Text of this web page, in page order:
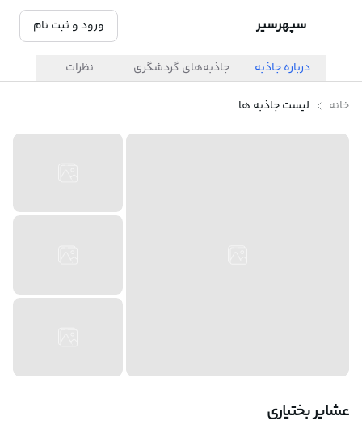
سپهرسیر ورود و ثبت نام
درباره جاذبه جاذبه‌های گردشگری نظرات
خانه لیست جاذبه ها
عشایر بختیاری